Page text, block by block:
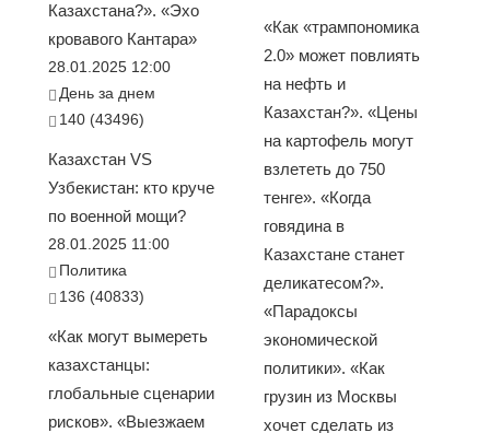
Казахстана?». «Эхо
кровавого Кантара»
28.01.2025 12:00
День за днем
140 (43496)
Казахстан VS
Узбекистан: кто круче
по военной мощи?
28.01.2025 11:00
Политика
136 (40833)
«Как могут вымереть
казахстанцы:
глобальные сценарии
рисков». «Выезжаем
«Как «трампономика
2.0» может повлиять
на нефть и
Казахстан?». «Цены
на картофель могут
взлететь до 750
тенге». «Когда
говядина в
Казахстане станет
деликатесом?».
«Парадоксы
экономической
политики». «Как
грузин из Москвы
хочет сделать из